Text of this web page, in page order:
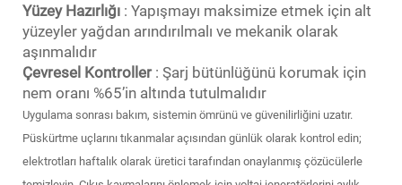
Yüzey Hazırlığı : Yapışmayı maksimize etmek için alt
yüzeyler yağdan arındırılmalı ve mekanik olarak
aşınmalıdır
Çevresel Kontroller : Şarj bütünlüğünü korumak için
nem oranı %65’in altında tutulmalıdır
Uygulama sonrası bakım, sistemin ömrünü ve güvenilirliğini uzatır.
Püskürtme uçlarını tıkanmalar açısından günlük olarak kontrol edin;
elektrotları haftalık olarak üretici tarafından onaylanmış çözücülerle